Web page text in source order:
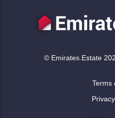
© Emirates.Estate
Terms